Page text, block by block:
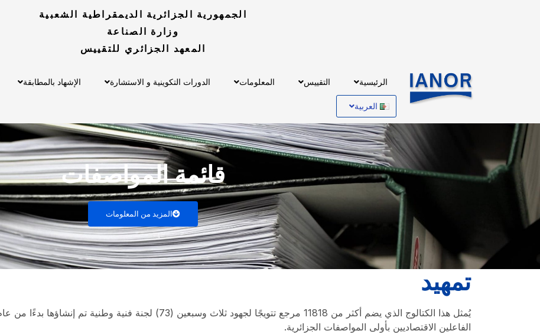
الجمهورية الجزائرية الديمقراطية الشعبية
وزارة الصناعة
المعهد الجزائري للتقييس
الرئيسية التقييس المعلومات الدورات التكوينية و الاستشارة الإشهاد بالمطابقة
العربية
قائمة المواصفات
المزيد من المعلومات
تمهيد
الفاعلين الاقتصاديين بأولى المواصفات الجزائرية.